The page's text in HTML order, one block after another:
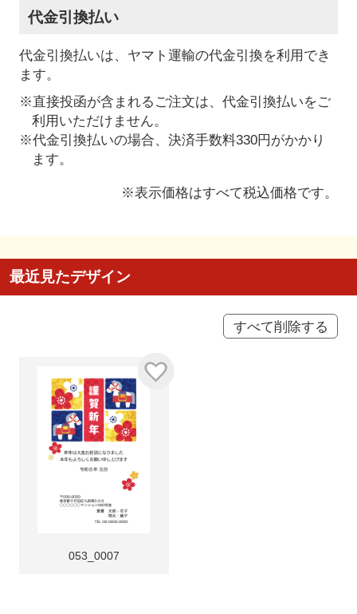
代金引換払い
代金引換払いは、ヤマト運輸の代金引換を利用でき
ます。
※直接投函が含まれるご注文は、代金引換払いをご
利用いただけません。
※代金引換払いの場合、決済手数料330円がかかり
ます。
※表示価格はすべて税込価格です。
最近見たデザイン
すべて削除する
053_0007